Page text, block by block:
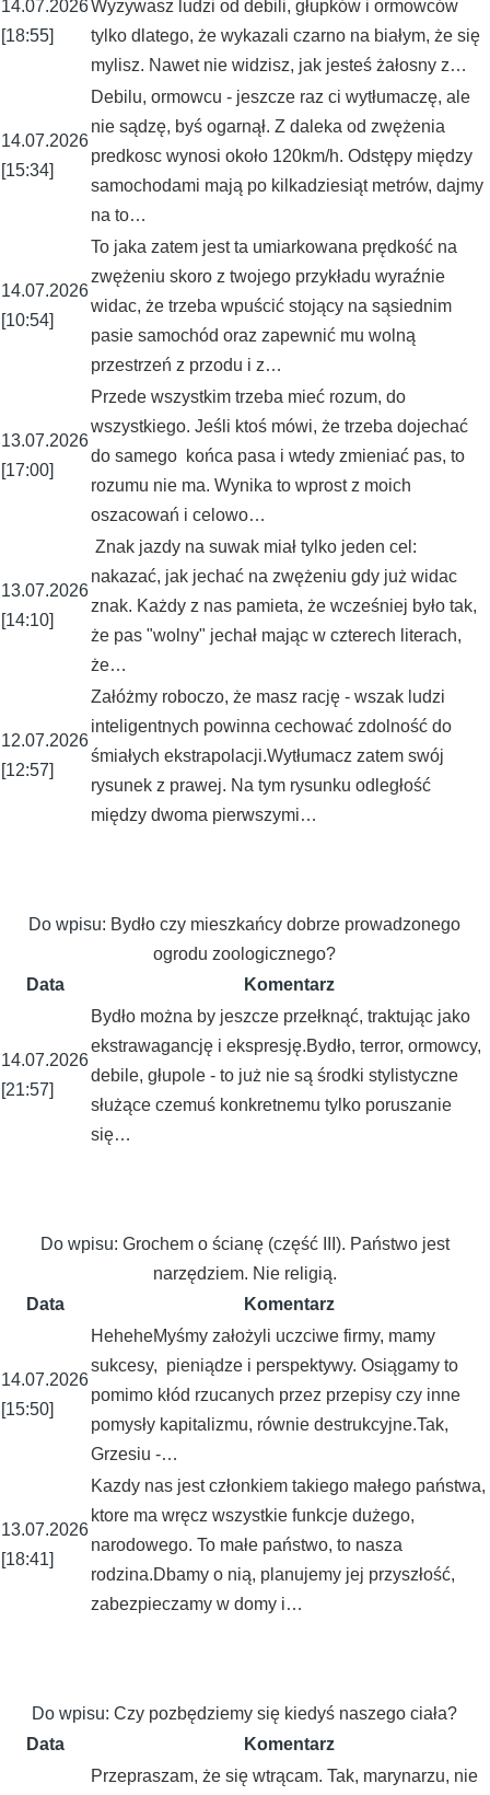
14.07.2026
[18:55]
Wyzywasz ludzi od debili, głupków i ormowców
tylko dlatego, że wykazali czarno na białym, że się
mylisz. Nawet nie widzisz, jak jesteś żałosny z…
14.07.2026
[15:34]
Debilu, ormowcu - jeszcze raz ci wytłumaczę, ale
nie sądzę, byś ogarnął. Z daleka od zwężenia
predkosc wynosi około 120km/h. Odstępy między
samochodami mają po kilkadziesiąt metrów, dajmy
na to…
14.07.2026
[10:54]
To jaka zatem jest ta umiarkowana prędkość na
zwężeniu skoro z twojego przykładu wyraźnie
widac, że trzeba wpuścić stojący na sąsiednim
pasie samochód oraz zapewnić mu wolną
przestrzeń z przodu i z…
13.07.2026
[17:00]
Przede wszystkim trzeba mieć rozum, do
wszystkiego. Jeśli ktoś mówi, że trzeba dojechać
do samego końca pasa i wtedy zmieniać pas, to
rozumu nie ma. Wynika to wprost z moich
oszacowań i celowo…
13.07.2026
[14:10]
Znak jazdy na suwak miał tylko jeden cel:
nakazać, jak jechać na zwężeniu gdy już widac
znak. Każdy z nas pamieta, że wcześniej było tak,
że pas "wolny" jechał mając w czterech literach,
że…
12.07.2026
[12:57]
Załóżmy roboczo, że masz rację - wszak ludzi
inteligentnych powinna cechować zdolność do
śmiałych ekstrapolacji.Wytłumacz zatem swój
rysunek z prawej. Na tym rysunku odległość
między dwoma pierwszymi…
Do wpisu: Bydło czy mieszkańcy dobrze prowadzonego
ogrodu zoologicznego?
Data
Komentarz
14.07.2026
[21:57]
Bydło można by jeszcze przełknąć, traktując jako
ekstrawagancję i ekspresję.Bydło, terror, ormowcy,
debile, głupole - to już nie są środki stylistyczne
służące czemuś konkretnemu tylko poruszanie
się…
Do wpisu: Grochem o ścianę (część III). Państwo jest
narzędziem. Nie religią.
Data
Komentarz
14.07.2026
[15:50]
HeheheMyśmy założyli uczciwe firmy, mamy
sukcesy, pieniądze i perspektywy. Osiągamy to
pomimo kłód rzucanych przez przepisy czy inne
pomysły kapitalizmu, równie destrukcyjne.Tak,
Grzesiu -…
13.07.2026
[18:41]
Kazdy nas jest członkiem takiego małego państwa,
ktore ma wręcz wszystkie funkcje dużego,
narodowego. To małe państwo, to nasza
rodzina.Dbamy o nią, planujemy jej przyszłość,
zabezpieczamy w domy i…
Do wpisu:Czy pozbędziemy się kiedyś naszego ciała?
Data
Komentarz
Przepraszam, że się wtrącam. Tak, marynarzu, nie